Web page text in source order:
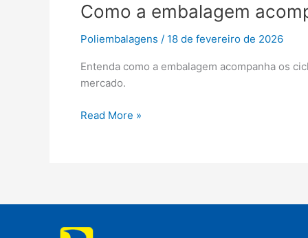
Como a embalagem
Poliembalagens / 18 de fevereiro de 2026
Entenda como a embalagem acompanha os
mercado.
Read More »